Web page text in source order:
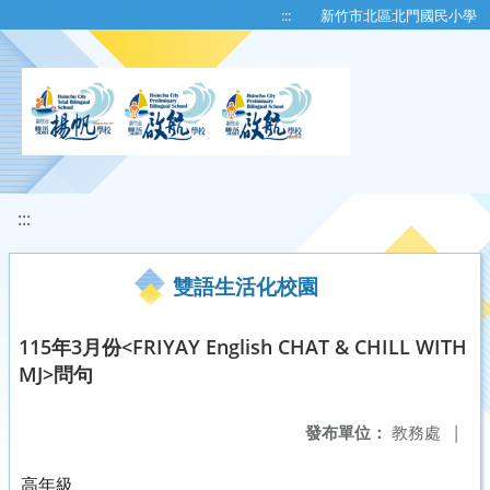
::: 新竹市北區北門國民小學
:::
雙語生活化校園
115年3月份<FRIYAY English CHAT & CHILL WITH
MJ>問句
發布單位： 教務處 |
高年級